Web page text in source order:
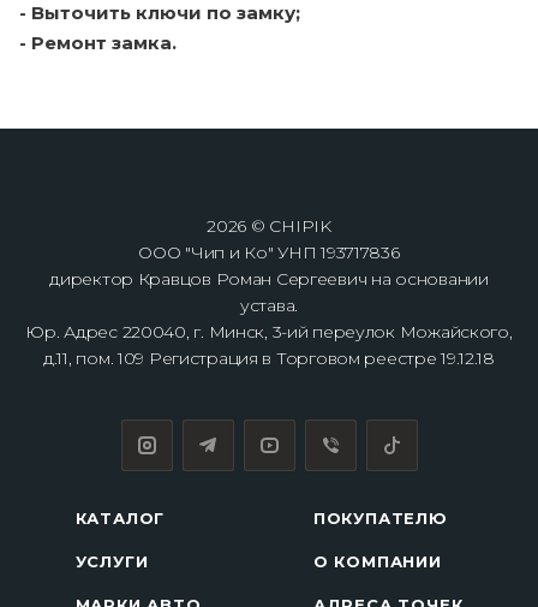
- Выточить ключи по замку;
- Ремонт замка.
2026 © CHIPIK
ООО "Чип и Ко" УНП 193717836
директор Кравцов Роман Сергеевич на основании
устава.
Юр. Адрес 220040, г. Минск, 3-ий переулок Можайского,
д.11, пом. 109 Регистрация в Торговом реестре 19.12.18
КАТАЛОГ
УСЛУГИ
ПОКУПАТЕЛЮ
О КОМПАНИИ